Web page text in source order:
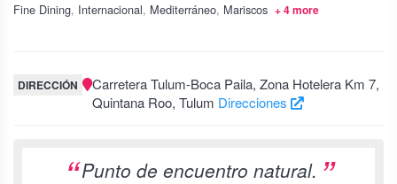
Fine Dining Internacional Mediterráneo Mariscos +4more
DIRECCIÓN
Carretera Tulum-Boca Paila, Zona Hotelera Km 7,
Quintana Roo, Tulum Direcciones
Punto de encuentro natural.